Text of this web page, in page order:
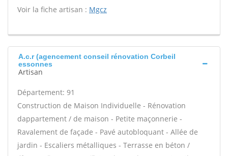
Voir la fiche artisan : Mgcz
A.c.r (agencement conseil rénovation Corbeil
essonnes
Artisan
Département: 91
Construction de Maison Individuelle - Rénovation
dappartement / de maison - Petite maçonnerie -
Ravalement de façade - Pavé autobloquant - Allée de
jardin - Escaliers métalliques - Terrasse en béton /